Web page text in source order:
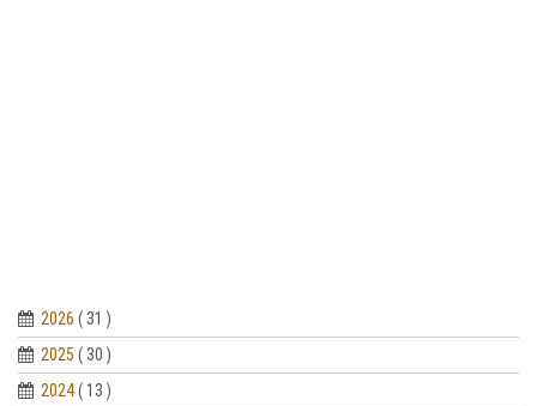
2026 ( 31 )
2025 ( 30 )
2024( 13 )